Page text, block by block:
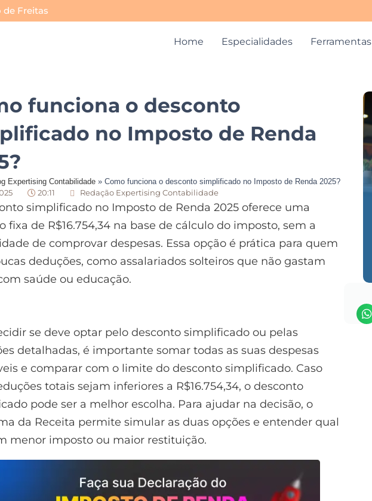
de Freitas
Home Especialidades Ferramentas
funciona o desconto
no Imposto de Renda
Expertising Contabilidade » Como funciona o desconto simplificado no Imposto de Renda 2025?
20:11 Redação Expertising Contabilidade
simplificado no Imposto de Renda 2025 oferece uma
fixa de R$16.754,34 na base de cálculo do imposto, sem a
de comprovar despesas. Essa opção é prática para quem
deduções, como assalariados solteiros que não gastam
saúde ou educação.
se deve optar pelo desconto simplificado ou pelas
detalhadas, é importante somar todas as suas despesas
e comparar com o limite do desconto simplificado. Caso
totais sejam inferiores a R$16.754,34, o desconto
pode ser a melhor escolha. Para ajudar na decisão, o
da Receita permite simular as duas opções e entender qual
menor imposto ou maior restituição.